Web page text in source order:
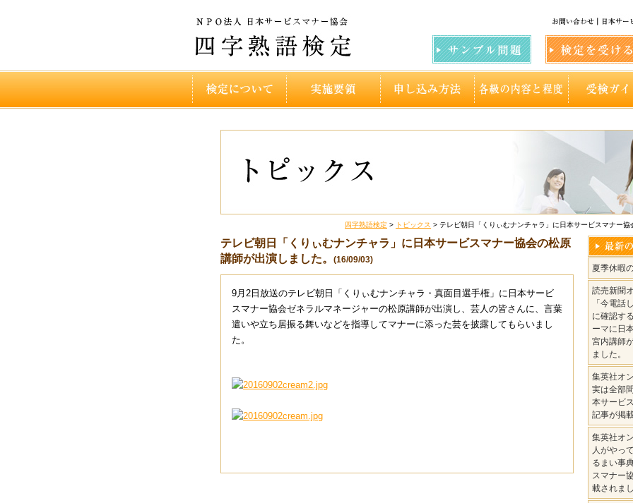
四字熟語検定 > トピックス > テレビ朝日「くりぃむナンチャラ」に日本サービスマナー協
テレビ朝日「くりぃむナンチャラ」に日本サービスマナー協会の松原
講師が出演しました。
(16/09/03)
9月2日放送のテレビ朝日「くりぃむナンチャラ・ 真面目選手権」に日本サービ
スマナー協会ゼネラルマネージャーの松原講師が出演し、芸人の皆さんに、言葉
遣いや立ち居振る舞いなどを指導してマナーに添った芸を披露してもらいまし
た。
夏季休暇
読売新聞
「今電話
に確認す
ーマに日
宮内講師
ました。
集英社オ
実は全部
本サービ
記事が掲
集英社オ
人がやっ
るまい事
スマナー
載されまし